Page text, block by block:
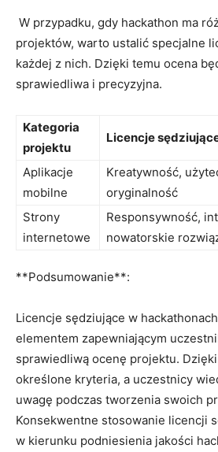
W przypadku, gdy ⁣hackathon ma
projektów, warto ustalić specjalne
każdej z nich. Dzięki temu ocena
sprawiedliwa i precyzyjna.
Kategoria⁢
projektu
Licencje
Aplikacje
mobilne ‌
Kreatywność,
oryginalność
Strony⁤
internetowe​
Responsywność,
nowatorskie
⁤**Podsumowanie**:
Licencje sędziujące w
elementem zapewniającym
sprawiedliwą ocenę projektu.
określone kryteria, a uczestnicy
uwagę podczas tworzenia swoich
Konsekwentne stosowanie licencji​
w kierunku podniesienia jakości